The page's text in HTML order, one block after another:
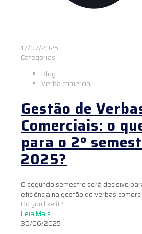
17/07/2025
Categorias
Blog
Verba comercial
Gestão de
Comerciais: o
para o 2º
2025?
O segundo semestre será decisivo
eficiência na gestão de verbas
Do you like it?
Leia Mais
30/06/2025